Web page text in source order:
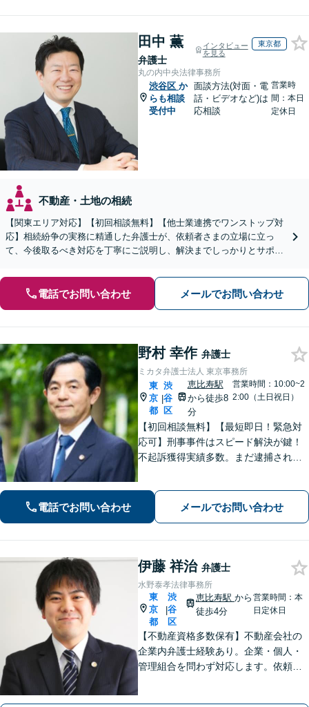
田中 薫
弁護士
インタビュー
を見る
東京都
丸の内中央法律事務所
渋谷区 か
らも相談
受付中
面談方法(対面・電
話・ビデオなど)は
応相談
営業時
間：本日
定休日
不動産・土地の相続
【関東エリア対応】【初回相談無料】【他士業連携でワンストップ対
応】相続紛争の実務に精通した弁護士が、依頼者さまの立場に立っ
て、今後取るべき対応を丁寧にご説明し、解決までしっかりとサポー
電話でお問い合わせ メールでお問い合わせ
野村 幸作 弁護士
ミカタ弁護士法人 東京事務所
東
京
都
|
渋
谷
区
恵比寿駅
から徒歩8
分
営業時間：10:00~2
2:00（土日祝日）
【初回相談無料】【最短即日！緊急対
応可】刑事事件はスピード解決が鍵！
不起訴獲得実績多数。まだ逮捕されて
で電話受付中！【恵比寿駅8分】【休
日・夜間対応】
電話でお問い合わせ メールでお問い合わせ
伊藤 祥治 弁護士
水野泰孝法律事務所
東
京
都
|
渋
谷
区
恵比寿駅 から
徒歩4分
営業時間：本
日定休日
【不動産資格多数保有】不動産会社の
企業内弁護士経験あり。企業・個人・
管理組合を問わず対応します。依頼者